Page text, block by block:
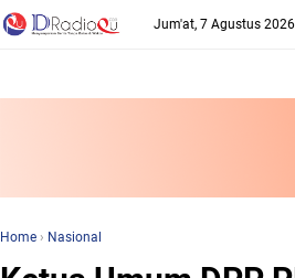
Jum'at, 7 Agustus 2026
Home › Nasional